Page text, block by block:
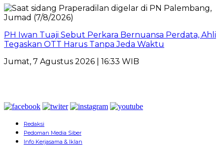
PH Iwan Tuaji Sebut Perkara Bernuansa Perdata, Ahli
Tegaskan OTT Harus Tanpa Jeda Waktu
Jumat, 7 Agustus 2026 | 16:33 WIB
Redaksi
Pedoman Media Siber
Info Kerjasama & Iklan